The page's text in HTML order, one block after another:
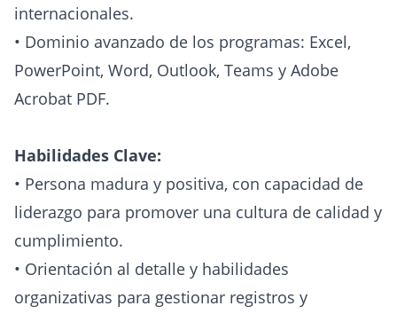
internacionales.
• Dominio avanzado de los programas: Excel,
PowerPoint, Word, Outlook, Teams y Adobe
Acrobat PDF.
Habilidades Clave:
• Persona madura y positiva, con capacidad de
liderazgo para promover una cultura de calidad y
cumplimiento.
• Orientación al detalle y habilidades
organizativas para gestionar registros y